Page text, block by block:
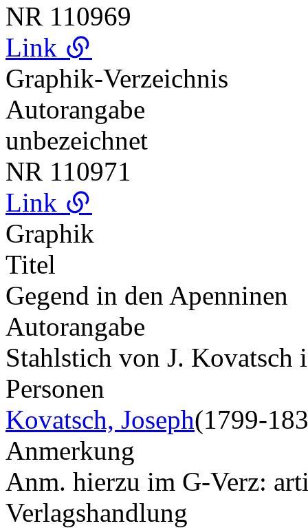
NR 110969
Link
Graphik-Verzeichnis
Autorangabe
unbezeichnet
NR 110971
Link
Graphik
Titel
Gegend in den Apenninen
Autorangabe
Stahlstich von J. Kovatsch
Personen
Kovatsch, Joseph(1799-
Anmerkung
Anm. hierzu im G-Verz:
Verlagshandlung